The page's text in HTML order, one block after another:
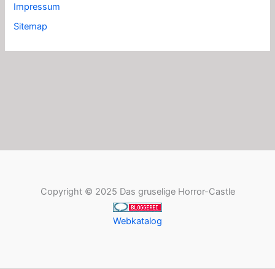
Impressum
Sitemap
Copyright © 2025 Das gruselige Horror-Castle
Webkatalog